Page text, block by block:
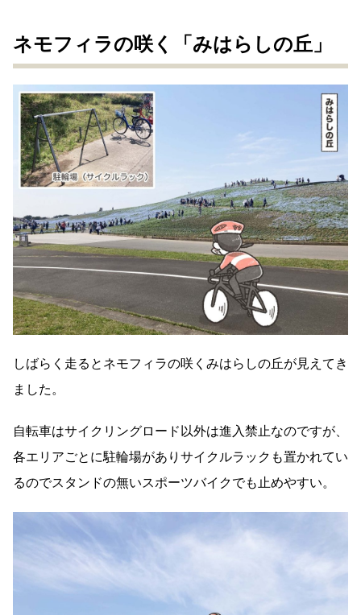
ネモフィラの咲く「みはらしの丘」
しばらく走るとネモフィラの咲くみはらしの丘が見えてき
ました。
自転車はサイクリングロード以外は進入禁止なのですが、
各エリアごとに駐輪場がありサイクルラックも置かれてい
るのでスタンドの無いスポーツバイクでも止めやすい。